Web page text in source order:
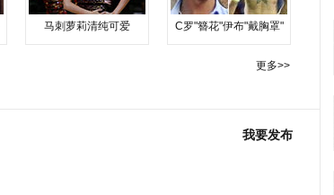
马刺萝莉清纯可爱 C罗"簪花"伊布"戴胸罩"
更多>>
我要发布